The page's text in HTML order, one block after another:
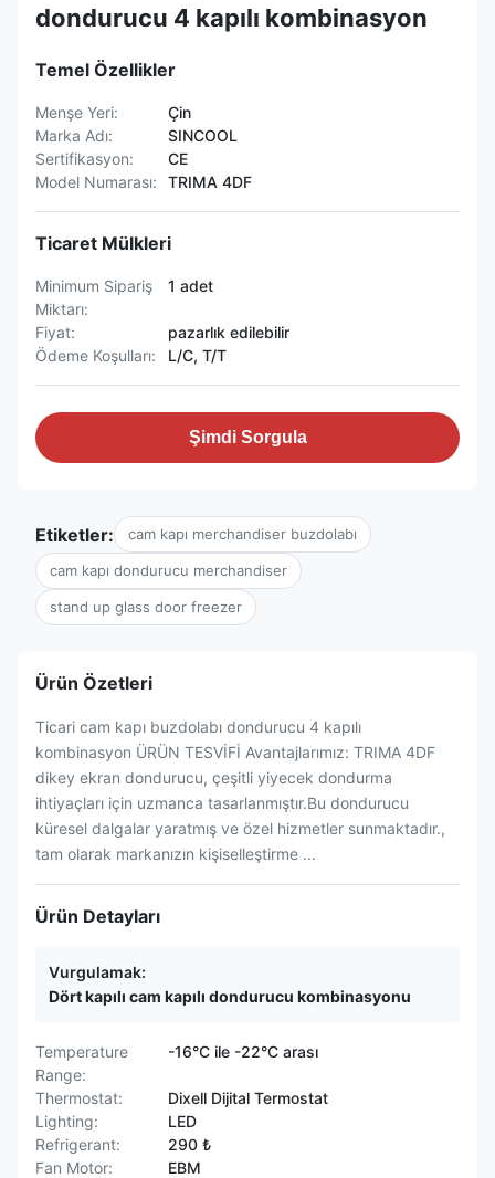
dondurucu 4 kapılı kombinasyon
Temel Özellikler
Menşe Yeri:
Çin
Marka Adı:
SINCOOL
Sertifikasyon:
CE
Model Numarası:
TRIMA 4DF
Ticaret Mülkleri
Minimum Sipariş
Miktarı:
1 adet
Fiyat:
pazarlık edilebilir
Ödeme Koşulları:
L/C, T/T
Şimdi Sorgula
Etiketler: cam kapı merchandiser buzdolabı
cam kapı dondurucu merchandiser
stand up glass door freezer
Ürün Özetleri
Ticari cam kapı buzdolabı dondurucu 4 kapılı
kombinasyon ÜRÜN TESVİFİ Avantajlarımız: TRIMA 4DF
dikey ekran dondurucu, çeşitli yiyecek dondurma
ihtiyaçları için uzmanca tasarlanmıştır.Bu dondurucu
küresel dalgalar yaratmış ve özel hizmetler sunmaktadır.,
tam olarak markanızın kişiselleştirme ...
Ürün Detayları
Vurgulamak:
Dört kapılı cam kapılı dondurucu kombinasyonu
Temperature
Range:
-16°C ile -22°C arası
Thermostat:
Dixell Dijital Termostat
Lighting:
LED
Refrigerant:
290 ₺
Fan Motor:
EBM